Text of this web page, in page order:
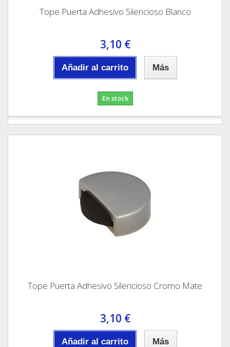
Tope Puerta Adhesivo Silencioso Blanco
3,10 €
Añadir al carrito Más
En stock
Tope Puerta Adhesivo Silencioso Cromo Mate
3,10 €
Añadir al carrito Más